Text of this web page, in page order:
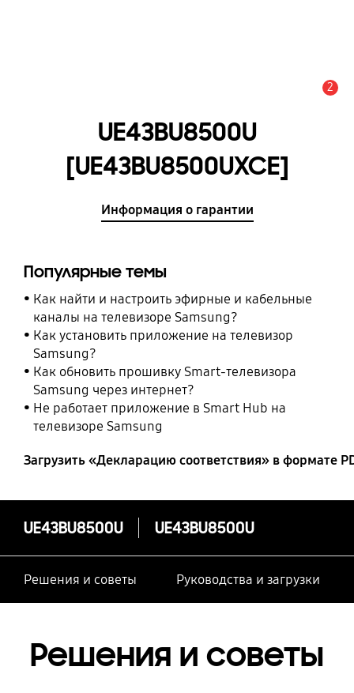
2
UE43BU8500U
[UE43BU8500UXCE]
Информация о гарантии
Популярные темы
Как найти и настроить эфирные и кабельные
каналы на телевизоре Samsung?
Как установить приложение на телевизор
Samsung?
Как обновить прошивку Smart-телевизора
Samsung через интернет?
Не работает приложение в Smart Hub на
телевизоре Samsung
Загрузить «Декларацию соответствия» в формате
UE43BU8500U UE43BU8500U
Решения и советы Руководства и загрузки
Решения и советы